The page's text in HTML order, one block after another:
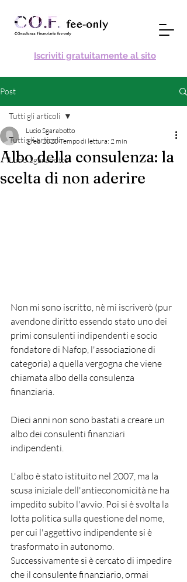
Iscriviti gratuitamente al sito
Post
Tutti gli articoli
Lucio Sgarabotto
Tutti gli articoli
Albo della consulenza: la
scelta di non aderire
Lucio Sgarabotto
3 feb 2020Tempo di lettura: 2 min
Non mi sono iscritto, nè mi iscriverò (pur
avendone diritto essendo stato uno dei
primi consulenti indipendenti e socio
fondatore di Nafop, l'associazione di
categoria) a quella vergogna che viene
chiamata albo della consulenza
finanziaria.
Dieci anni non sono bastati a creare un
albo dei consulenti finanziari
indipendenti.
L'albo è stato istituito nel 2007, ma la
scusa iniziale dell'antieconomicità ne ha
impedito subito l'avvio. Poi si è svolta la
lotta politica sulla questione del nome,
per cui l'aggettivo indipendente si è
trasformato in autonomo.
Successivamente si è cercato di impedire
che il consulente finanziario, ormai